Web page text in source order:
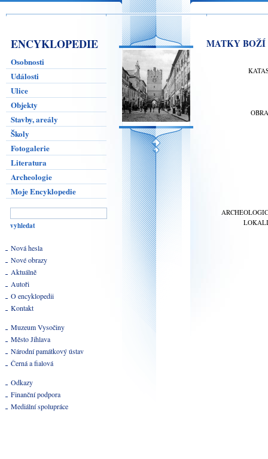
ENCYKLOPEDIE
Osobnosti
Události
Ulice
Objekty
Stavby, areály
Školy
Fotogalerie
Literatura
Archeologie
Moje Encyklopedie
Nová hesla
Nové obrazy
Aktuálně
Autoři
O encyklopedii
Kontakt
Muzeum Vysočiny
Město Jihlava
Národní památkový ústav
Černá a fialová
Odkazy
Finanční podpora
Mediální spolupráce
MATKY BOŽÍ